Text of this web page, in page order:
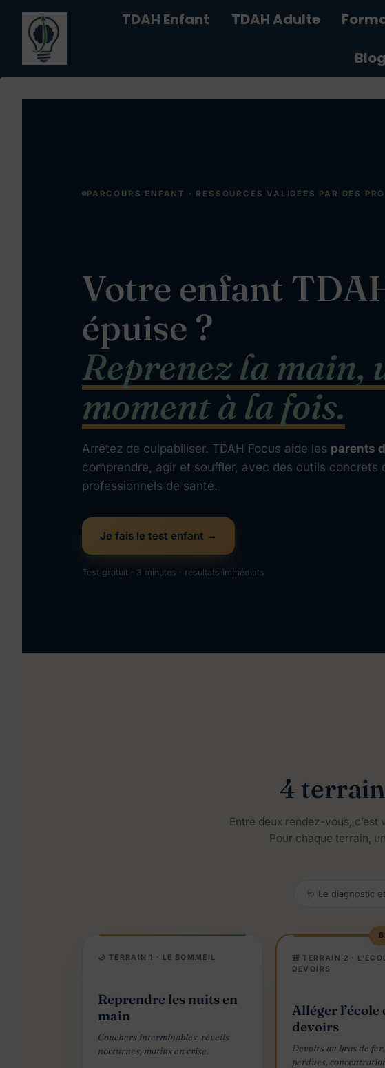
Aller
contenu
TDAH Enfant TDAH Adulte
Blog
PARCOURS ENFANT · RESSOURCES VALIDÉES PAR DES
Votre enfant
épuise ?
Reprenez la main,
moment à la fois.
Arrêtez de culpabiliser. TDAH Focus aide les parents
comprendre, agir et souffler, avec des outils concrets
professionnels de santé.
Je fais le test enfant →
Test gratuit · 3 minutes · résultats immédiats
4
Entre deux rendez-vous,
Pour chaque terrain,
🩺 Le diagnostic
🌙 TERRAIN 1 · LE SOMMEIL
Reprendre les nuits en
main
Couchers interminables, réveils
nocturnes, matins en crise.
🎒 TERRAIN 2 ·
DEVOIRS
Alléger l’école
devoirs
Devoirs au bras de
perdues,